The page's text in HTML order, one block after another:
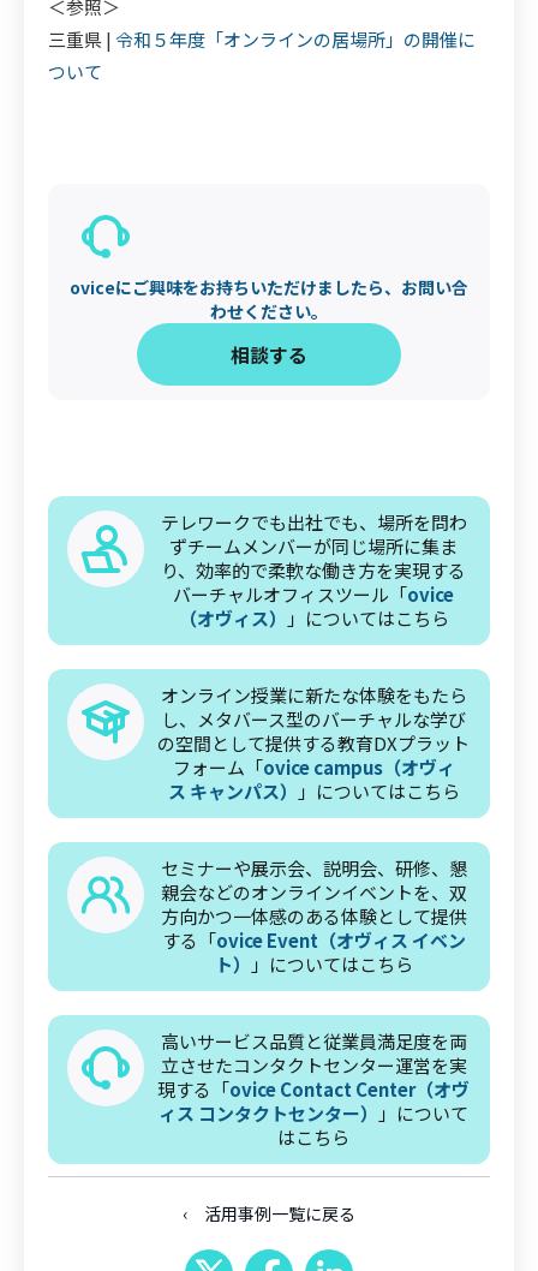
＜参照＞
三重県 | 令和５年度「オンラインの居場所」の開催に
ついて
oviceにご興味をお持ちいただけましたら、お問い合
わせください。
‍相談する
テレワークでも出社でも、場所を問わ
ずチームメンバーが同じ場所に集ま
り、効率的で柔軟な働き方を実現する
バーチャルオフィスツール「ovice
（オヴィス）
」についてはこちら
オンライン授業に新たな体験をもたら
し、メタバース型のバーチャルな学び
の空間として提供する教育DXプラット
フォーム「ovice campus（オヴィ
ス キャンパス）
」についてはこちら
セミナーや展示会、説明会、研修、懇
親会などのオンラインイベントを、双
方向かつ一体感のある体験として提供
する「ovice Event（オヴィス イベン
ト）
」についてはこちら
高いサービス品質と従業員満足度を両
立させたコンタクトセンター運営を実
現する「ovice Contact Center（オヴ
ィス コンタクトセンター）
」について
はこちら
‹ 活用事例一覧に戻る